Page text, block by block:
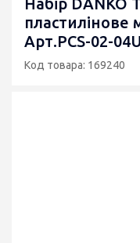
Арт.PCS-02-04U
Код товара: 169240